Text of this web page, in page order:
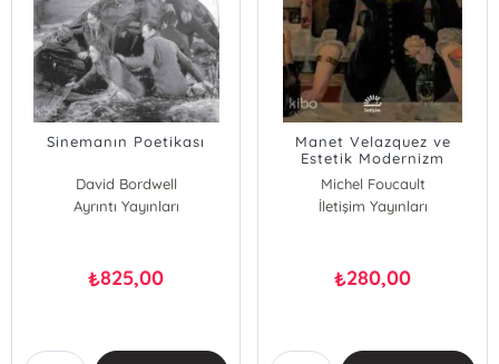
Sinemanın Poetikası
David Bordwell
Ayrıntı Yayınları
₺825,00
Manet Velazquez ve
Estetik Modernizm
Michel Foucault
İletişim Yayınları
₺280,00